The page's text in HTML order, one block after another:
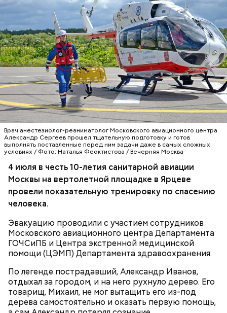
Врач анестезиолог-реаниматолог Московского авиационного центра
Александр Сергеев прошел тщательную подготовку и готов
выполнять поставленные перед ним задачи даже в самых сложных
условиях / Фото: Наталья Феоктистова / Вечерняя Москва
4 июля в честь 10-летия санитарной авиации
Москвы на вертолетной площадке в Ярцеве
провели показательную тренировку по спасению
человека.
Эвакуацию проводили с участием сотрудников
Московского авиационного центра Департамента
ГОЧСиПБ и Центра экстренной медицинской
помощи (ЦЭМП) Департамента здравоохранения.
По легенде пострадавший, Александр Иванов,
отдыхал за городом, и на него рухнуло дерево. Его
товарищ, Михаил, не мог вытащить его из-под
дерева самостоятельно и оказать первую помощь,
Большую роль в последние годы отводят
организации досуга для старшего поколения,
численность которого возрастает. В Москве более
трех миллионов пенсионеров. Более полумиллиона
горожан старше 80 лет. Люди старшего возраста
испытывают больший стресс, нежели молодежь. И
самые главные страхи — одиночество. В ответ на
этот вызов мы создали программу «Московское
долголетие», которая предполагает вовлечение
пенсионеров в разные сферы жизни мегаполиса —
культуру, спорт, они могут пройти курсы
повышения квалификации, обучиться
компьютерной грамотности. Активностей много, и
мы видим, что уже несколько сотен тысяч людей
Комфортная среда
20-минутная прогулка помогает снизить риск
различных заболеваний.